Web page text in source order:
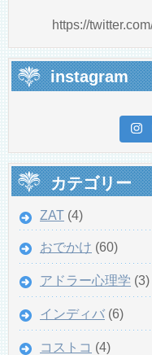
https://
instagram
カテゴリー
ZAT (4)
おでかけ (60)
アドラー心理学 (3)
インディバ (6)
コストコ (4)